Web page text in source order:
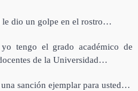
le dio un golpe en el rostro…
tengo el grado académico de
de la Universidad…
sanción ejemplar para usted…